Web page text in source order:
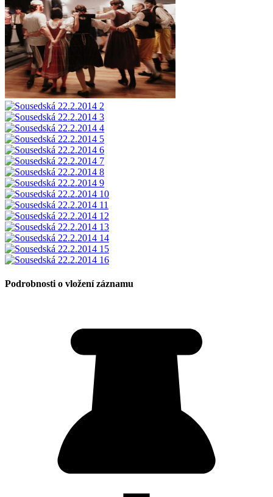
Podrobnosti o vložení záznamu